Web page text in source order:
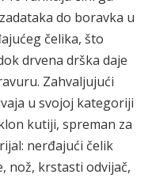
do boravka u
čelika, što
drvena drška daje
Zahvaljujući
u svojoj kategoriji
kutiji, spreman za
nerđajući čelik
nož, krstasti odvijač,